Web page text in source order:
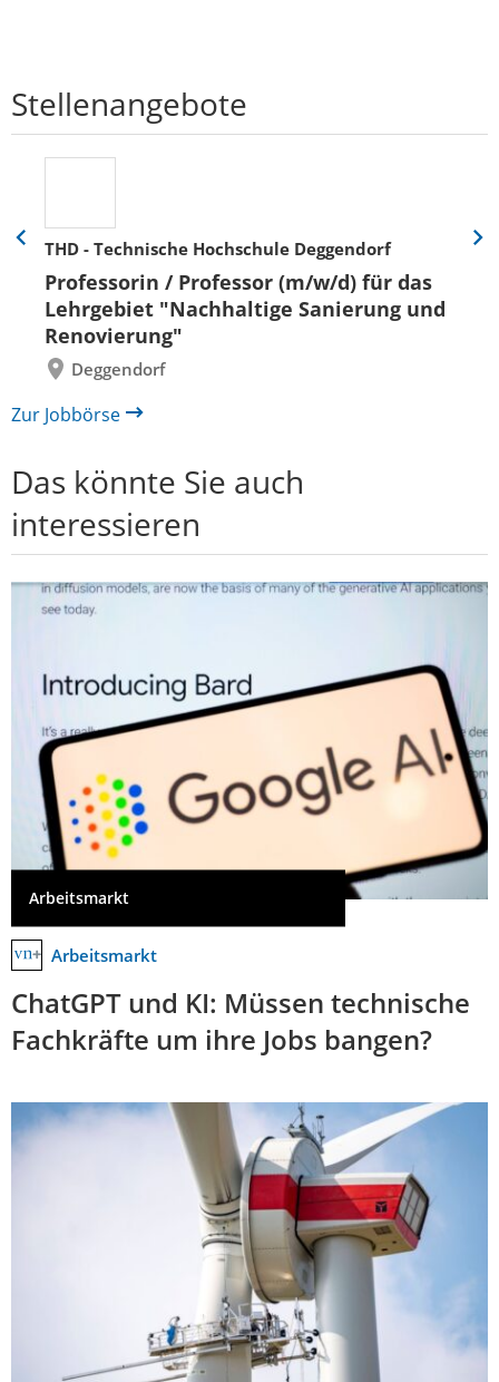
Stellenangebote
THD - Technische Hochschule Deggendorf
Professorin / Professor (m/w/d) für das
Lehrgebiet "Nachhaltige Sanierung und
Renovierung"
Deggendorf
Eine
zurück
Eine
Zur Jobbörse
Das könnte Sie auch
interessieren
Arbeitsmarkt
Arbeitsmarkt
ChatGPT und KI: Müssen technische
Fachkräfte um ihre Jobs bangen?